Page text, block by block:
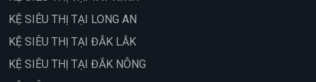
KỆ SIÊU THỊ TẠI LONG AN
KỆ SIÊU THỊ TẠI ĐẮK LẮK
KỆ SIÊU THỊ TẠI ĐẮK NÔNG